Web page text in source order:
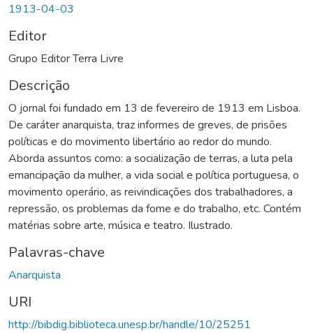
1913-04-03
Editor
Grupo Editor Terra Livre
Descrição
O jornal foi fundado em 13 de fevereiro de 1913 em Lisboa.
De caráter anarquista, traz informes de greves, de prisões
políticas e do movimento libertário ao redor do mundo.
Aborda assuntos como: a socialização de terras, a luta pela
emancipação da mulher, a vida social e política portuguesa, o
movimento operário, as reivindicações dos trabalhadores, a
repressão, os problemas da fome e do trabalho, etc. Contém
matérias sobre arte, música e teatro. Ilustrado.
Palavras-chave
Anarquista
URI
http://bibdig.biblioteca.unesp.br/handle/10/25251